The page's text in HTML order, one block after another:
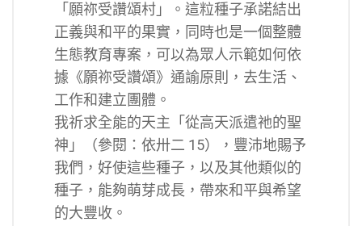
「願祢受讚頌村」。這粒種子承諾結出
正義與和平的果實，同時也是一個整體
生態教育專案，可以為眾人示範如何依
據《願祢受讚頌》通諭原則，去生活、
工作和建立團體。
我祈求全能的天主「從高天派遣祂的聖
神」（參閱：依卅二 15），豐沛地賜予
我們，好使這些種子，以及其他類似的
種子，能夠萌芽成長，帶來和平與希望
的大豐收。